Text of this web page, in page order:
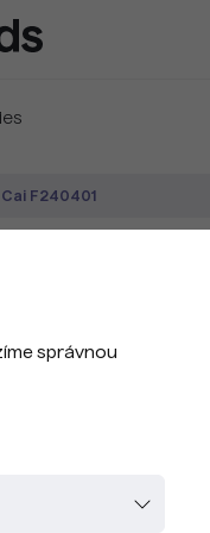
Cai F240401
správnou